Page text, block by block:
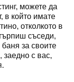
можете да
в който имате
отколкото в
съседи,
баня за своите
с вас,